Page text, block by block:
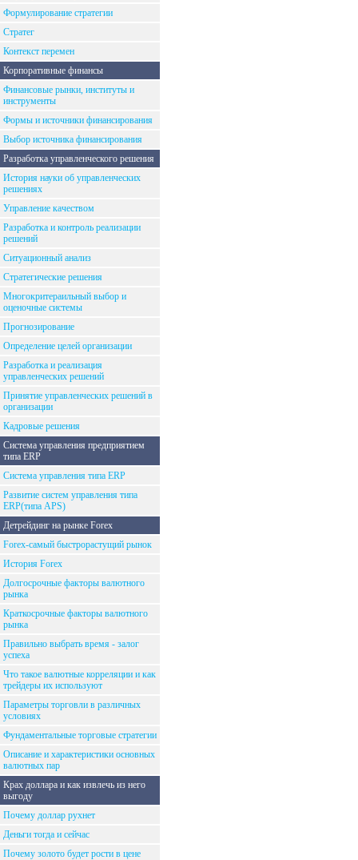
Формулирование стратегии
Стратег
Контекст перемен
Корпоративные финансы
Финансовые рынки, институты и
инструменты
Формы и источники финансирования
Выбор источника финансирования
Разработка управленческого решения
История науки об управленческих
решениях
Управление качеством
Разработка и контроль реализации
решений
Ситуационный анализ
Стратегические решения
Многокритераильный выбор и
оценочные системы
Прогнозирование
Определение целей организации
Разработка и реализация
управленческих решений
Принятие управленческих решений в
организации
Кадровые решения
Система управления предприятием
типа ERP
Система управления типа ERP
Развитие систем управления типа
ERP(типа APS)
Детрейдинг на рынке Forex
Forex-самый быстрорастущий рынок
История Forex
Долгосрочные факторы валютного
рынка
Краткосрочные факторы валютного
рынка
Правильно выбрать время - залог
успеха
Что такое валютные корреляции и как
трейдеры их используют
Параметры торговли в различных
условиях
Фундаментальные торговые стратегии
Описание и характеристики основных
валютных пар
Крах доллара и как извлечь из него
выгоду
Почему доллар рухнет
Деньги тогда и сейчас
Почему золото будет рости в цене